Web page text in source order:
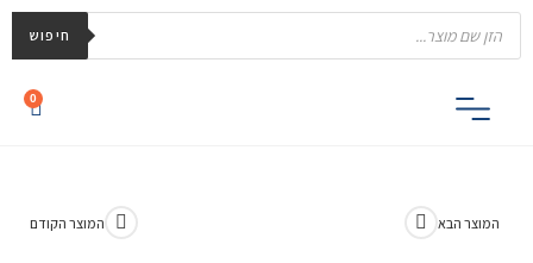
חיפוש
0
המוצר הקודם המוצר הבא